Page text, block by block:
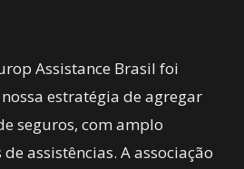
Assistance Brasil foi
estratégia de agregar
seguros, com amplo
assistências. A associação